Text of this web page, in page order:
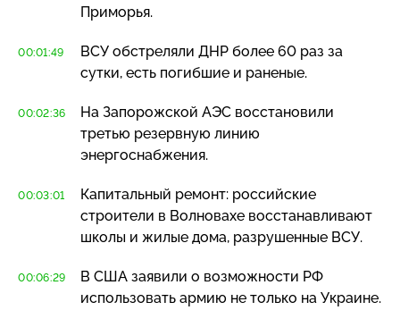
Приморья.
00:01:49
ВСУ обстреляли ДНР более 60 раз за
сутки, есть погибшие и раненые.
00:02:36
На Запорожской АЭС восстановили
третью резервную линию
энергоснабжения.
00:03:01
Капитальный ремонт: российские
строители в Волновахе восстанавливают
школы и жилые дома, разрушенные ВСУ.
00:06:29
В США заявили о возможности РФ
использовать армию не только на Украине.